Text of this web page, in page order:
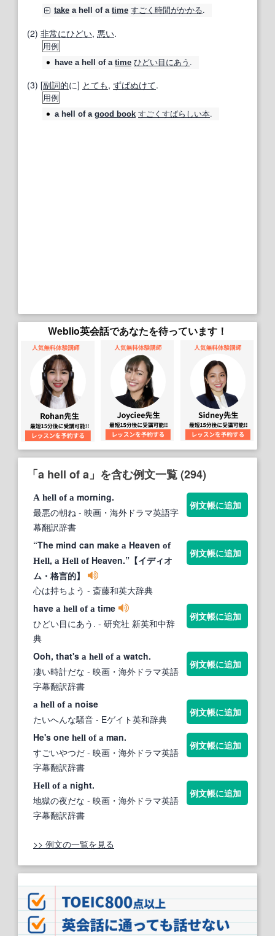
take a hell of a time すごく 時間がかかる.
(2) 非常にひどい, 悪い.
用例
have a hell of a time ひどい目にあう .
(3) [副詞的に] とても, ずばぬけて.
用例
a hell of a good book すごく すばらしい本.
Weblio英会話であなたを待っています！
「a hell of a」を含む例文一覧 (294)
A hell of a morning.
最悪の朝ね - 映画・海外ドラマ英語字
幕翻訳辞書
例文帳に追加
“The mind can make a Heaven of
Hell, a Hell ofHeaven.”【イディオ
ム・格言的】
心は持ちよう - 斎藤和英大辞典
例文帳に追加
have a hell of a time
ひどい目にあう. - 研究社 新英和中辞
典
例文帳に追加
Ooh, that's a hell of a watch.
凄い時計だな - 映画・海外ドラマ英語
字幕翻訳辞書
例文帳に追加
a hell of a noise
たいへんな騒音 - Eゲイト英和辞典
例文帳に追加
He's one hell of a man.
すごいやつだ - 映画・海外ドラマ英語
字幕翻訳辞書
例文帳に追加
Hell of a night.
地獄の夜だな - 映画・海外ドラマ英語
字幕翻訳辞書
例文帳に追加
>> 例文の一覧を見る